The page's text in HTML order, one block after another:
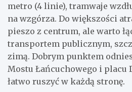
metro (4 linie), tramwaje
na wzgórza. Do większości
pieszo z centrum, ale warto
transportem publicznym,
zimą. Dobrym punktem
Mostu Łańcuchowego i placu
łatwo ruszyć w każdą stronę.